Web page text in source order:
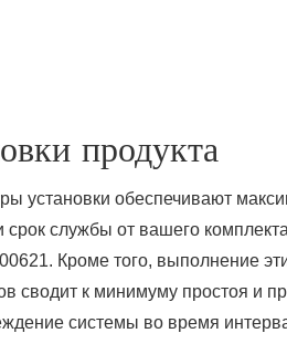
продукта
установки обеспечивают
срок службы от вашего
Кроме того, выполнение
сводит к минимуму простоя и
системы во время